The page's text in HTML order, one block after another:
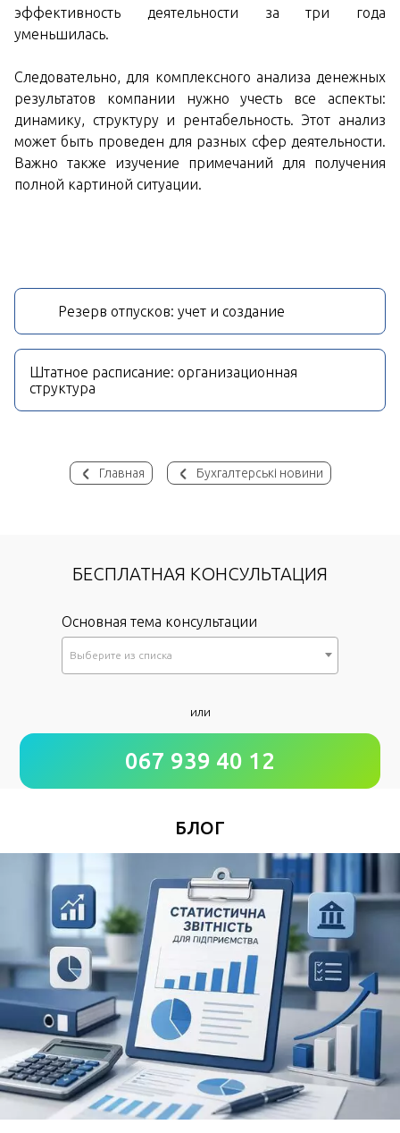
Главная Бухгалтерські новини
эффективность деятельности за три года
уменьшилась.
Следовательно, для комплексного анализа денежных
результатов компании нужно учесть все аспекты:
динамику, структуру и рентабельность. Этот анализ
может быть проведен для разных сфер деятельности.
Важно также изучение примечаний для получения
полной картиной ситуации.
Резерв отпусков: учет и создание
Штатное расписание: организационная
структура
БЕСПЛАТНАЯ КОНСУЛЬТАЦИЯ
Основная тема консультации
Выберите из списка
Как к Вам обращаться?
Удобное время для звонка
Поля, отмеченные знаком
обязательны к
заполнению
Нажимая кнопку Отправить Вы соглашаетесь с
Пользовательским соглашением
или
067 939 40 12
БЛОГ